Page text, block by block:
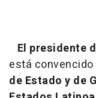
El presidente
está convencido
de Estado y de